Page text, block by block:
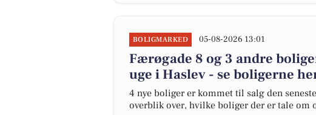
BOLIGMARKED 05-08-2026 13:01
Færøgade 8 og 3 andre
uge i Haslev - se boligerne
4 nye boliger er kommet til salg den
overblik over, hvilke boliger der er tale om